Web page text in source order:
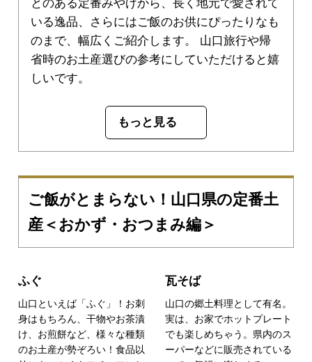
とのある定番みやげから、長く地元で愛されて
いる逸品、さらにはご飯のお供にぴったりなも
のまで、幅広くご紹介します。 山口旅行や帰
省時のお土産選びの参考にしていただけると嬉
しいです。
もっと見る
ご飯がとまらない！山口県の定番土
産＜おかず・おつまみ編＞
ふぐ
山口といえば「ふぐ」！お刺
身はもちろん、干物やお茶漬
け、お煎餅など、様々な種類
のお土産が勢ぞろい！食品以
瓦そば
山口の郷土料理として有名。
実は、お家でホットプレート
でも楽しめちゃう。県内のス
ーパーなどに販売されている